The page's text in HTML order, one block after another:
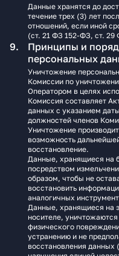
Данные хранятся до
течение трех (3) лет
отношений, если иной
(ст. 21 ФЗ 152-ФЗ, ст.
Принципы и
персональных
Уничтожение
Комиссии по
Оператором в целях
Комиссия составляет
данных с указанием
должностей членов
Уничтожение
возможность
восстановление.
Данные, хранящиеся на
посредством
образом, чтобы не
восстановить
аналогичных
Данные, хранящиеся на
носителе,
физического
устранению и не
восстановления